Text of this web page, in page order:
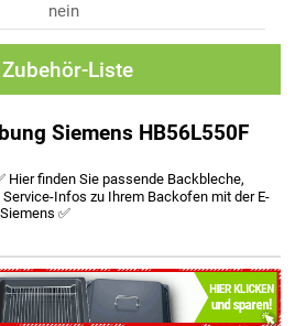
nein
Liste
Siemens HB56L550F
Hier finden Sie passende Backbleche,
Infos zu Ihrem Backofen mit der E-
✅